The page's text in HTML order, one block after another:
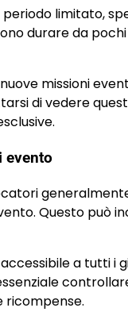
limitato,
durare da
missioni
di vedere
evento
Questo può
a tutti
ricompense.